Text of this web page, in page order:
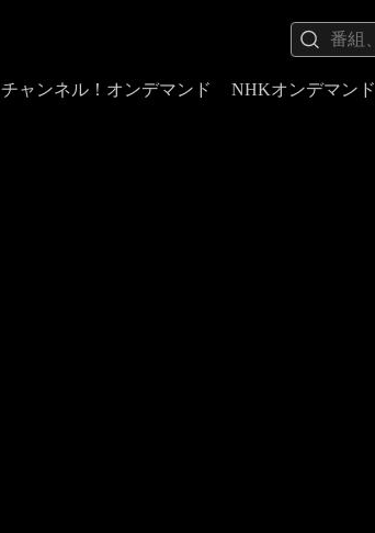
チャンネル！オンデマンド NHKオンデマンド